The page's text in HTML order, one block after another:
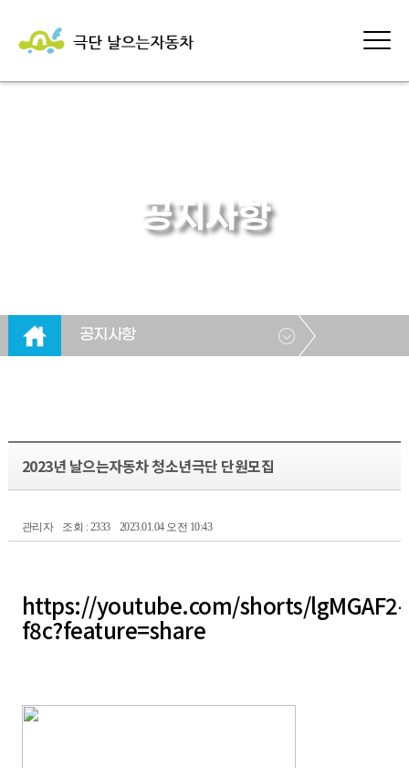
공지사항
공지사항
2023년 날으는자동차 청소년극단 단원모집
관리자 조회 : 2333 2023.01.04 오전 10:43
https://youtube.com/shorts/lgMGAF2-
f8c?feature=share